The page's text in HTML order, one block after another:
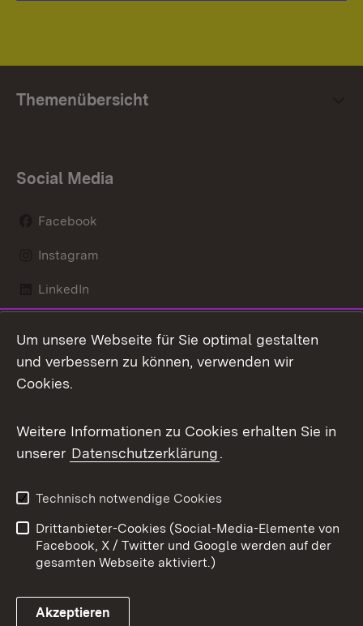
Themenübersicht
Social Media
Facebook
Instagram
LinkedIn
X / Twitter
Youtube
Link zum Landesportal
Kontakt
Datenschutz
Barrierefreiheit
Impressum
Cookies
Um unsere Webseite für Sie optimal gestalten
und verbessern zu können, verwenden wir
Cookies.
Weitere Informationen zu Cookies erhalten Sie in
unserer Datenschutzerklärung.
Technisch notwendige Cookies
Drittanbieter-Cookies (Social-Media-Elemente von
Facebook, X / Twitter und Google werden auf der
gesamten Webseite aktiviert.)
Akzeptieren